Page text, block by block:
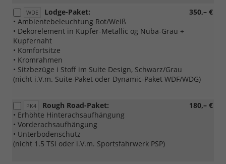
WDE 350,– €
Lodge-Paket:
• Ambientebeleuchtung Rot/Weiß
• Dekorelement in Kupfer-Metallic og Nuba-Grau +
Kupfernaht
• Komfortsitze
• Kromrahmen
• Sitzbezüge i Stoff im Suite Design, Schwarz/Grau
(nicht i.V.m. Suite-Paket oder Dynamic-Paket WDF/WDG)
PK4 180,– €
Rough Road-Paket:
• Erhöhte Hinterachsaufhängung
• Vorderachsaufhängung
• Unterbodenschutz
(nicht 1.5 TSI oder i.V.m. Sportsfahrwerk PSP)